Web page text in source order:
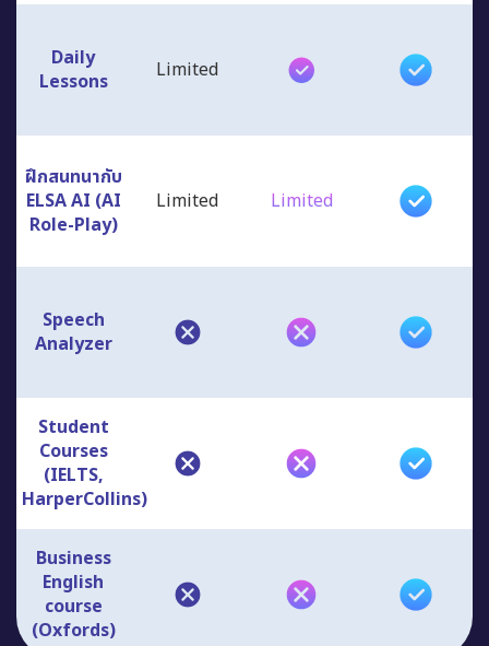
Daily
Lessons
Limited
ฝึกสนทนากับ
ELSA AI (AI
Role-Play)
Limited Limited
Speech
Analyzer
Student
Courses
(IELTS,
HarperCollins)
Business
English
course
(Oxfords)